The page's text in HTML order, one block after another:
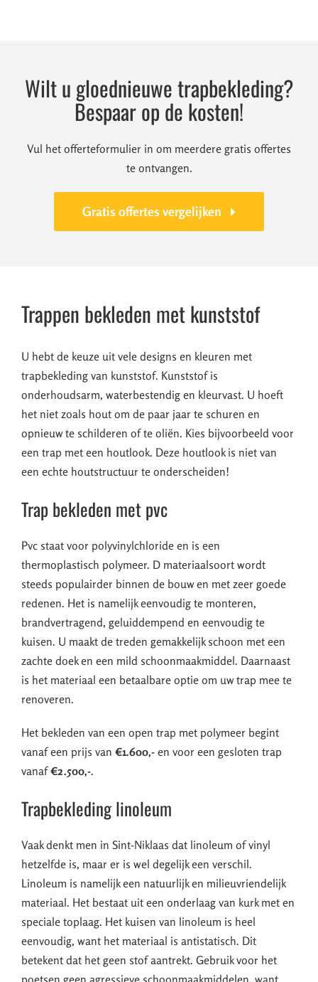
Wilt u gloednieuwe trapbekleding?
Bespaar op de kosten!
Vul het offerteformulier in om meerdere gratis offertes
te ontvangen.
Gratis offertes vergelijken
Trappen bekleden met kunststof
U hebt de keuze uit vele designs en kleuren met
trapbekleding van kunststof. Kunststof is
onderhoudsarm, waterbestendig en kleurvast. U hoeft
het niet zoals hout om de paar jaar te schuren en
opnieuw te schilderen of te oliën. Kies bijvoorbeeld voor
een trap met een houtlook. Deze houtlook is niet van
een echte houtstructuur te onderscheiden!
Trap bekleden met pvc
Pvc staat voor polyvinylchloride en is een
thermoplastisch polymeer. D materiaalsoort wordt
steeds populairder binnen de bouw en met zeer goede
redenen. Het is namelijk eenvoudig te monteren,
brandvertragend, geluiddempend en eenvoudig te
kuisen. U maakt de treden gemakkelijk schoon met een
zachte doek en een mild schoonmaakmiddel. Daarnaast
is het materiaal een betaalbare optie om uw trap mee te
renoveren.
Het bekleden van een open trap met polymeer begint
vanaf een prijs van €1.600,- en voor een gesloten trap
vanaf€2.500,-.
Trapbekleding linoleum
Vaak denkt men in Sint-Niklaas dat linoleum of vinyl
hetzelfde is, maar er is wel degelijk een verschil.
Linoleum is namelijk een natuurlijk en milieuvriendelijk
materiaal. Het bestaat uit een onderlaag van kurk met en
speciale toplaag. Het kuisen van linoleum is heel
eenvoudig, want het materiaal is antistatisch. Dit
betekent dat het geen stof aantrekt. Gebruik voor het